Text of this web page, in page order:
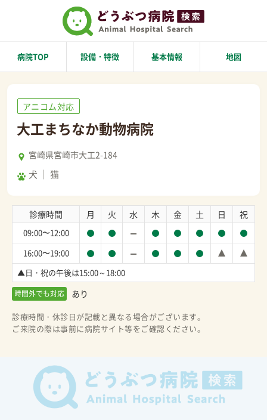
病院TOP 設備・特徴 基本情報 地図
アニコム対応
大工まちなか動物病院
宮崎県宮崎市大工2-184
犬 猫
診療時間 月 火 水 木 金 土 日 祝
09:00〜12:00
16:00〜19:00
▲日・祝の午後は15:00～18:00
時間外でも対応 あり
診療時間・休診日が記載と異なる場合がございます。
ご来院の際は事前に病院サイト等をご確認ください。